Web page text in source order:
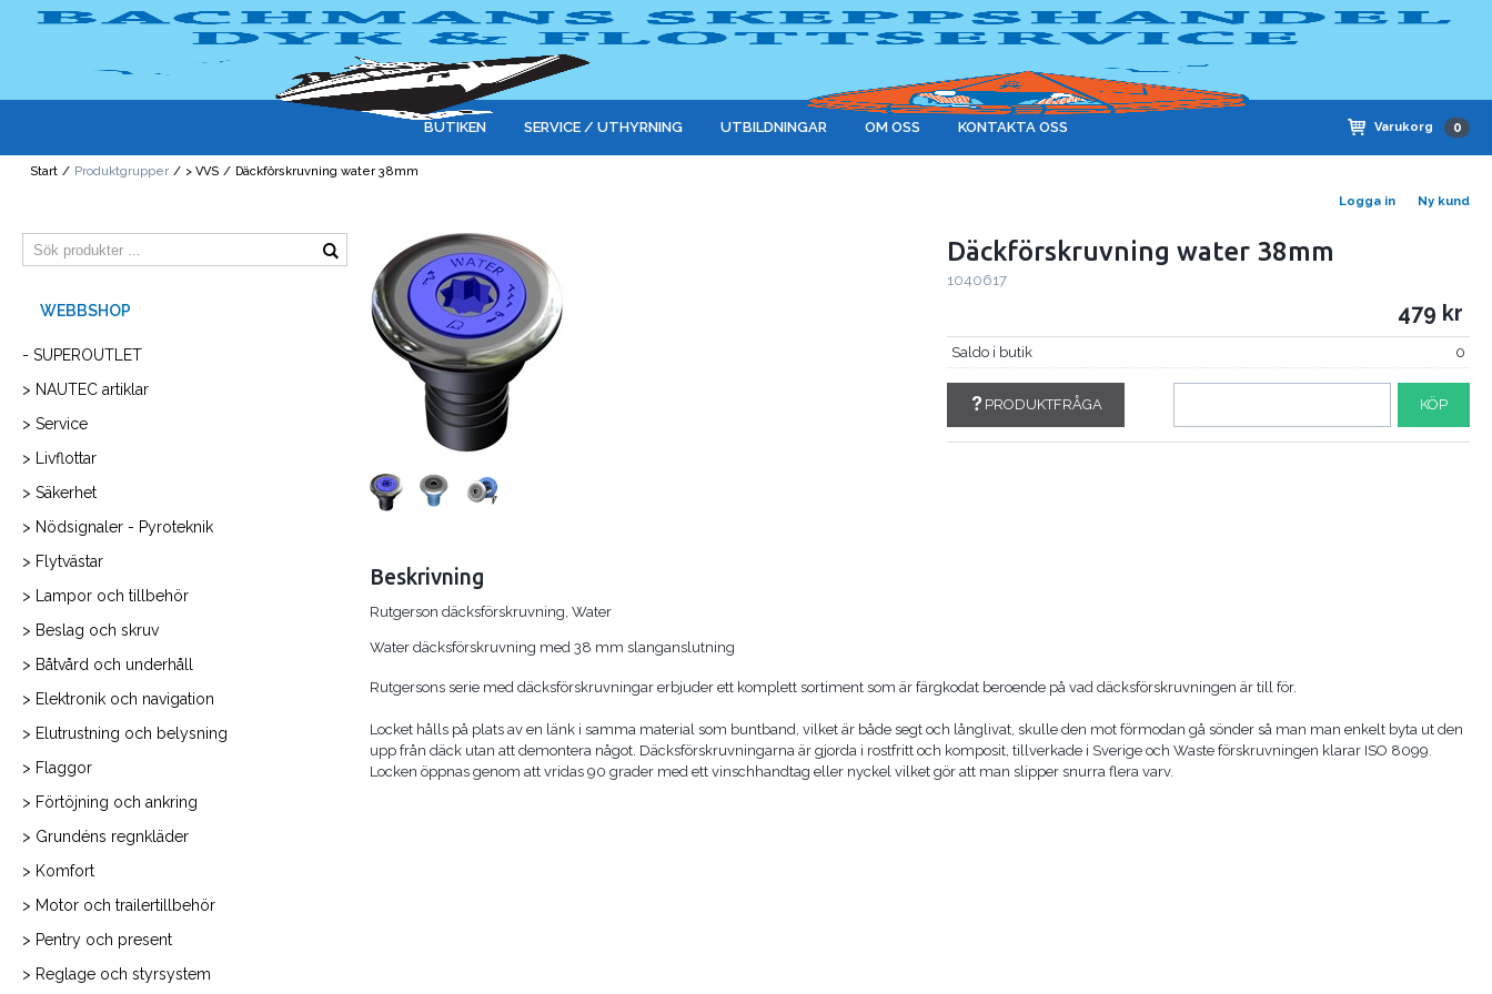
Logga in Ny kund
Varukorg 0
BUTIKEN SERVICE / UTHYRNING UTBILDNINGAR OM OSS KONTAKTA OSS
Start / Produktgrupper / > VVS / Däckförskruvning water 38mm
- SUPEROUTLET
> NAUTEC artiklar
> Service
> Livflottar
> Säkerhet
> Nödsignaler - Pyroteknik
> Flytvästar
> Lampor och tillbehör
> Beslag och skruv
> Båtvård och underhåll
> Elektronik och navigation
> Elutrustning och belysning
> Flaggor
> Förtöjning och ankring
> Grundéns regnkläder
> Komfort
> Motor och trailertillbehör
> Pentry och present
> Reglage och styrsystem
Däckförskruvning water 38mm
1040617
479
Saldo i butik 0
PRODUKTFRÅGA KÖP
Beskrivning
Rutgerson däcksförskruvning, Water
Water däcksförskruvning med 38 mm slanganslutning
Rutgersons serie med däcksförskruvningar erbjuder ett komplett sortiment som är färgkodat beroende på vad däcksförskruvningen är till för.
Locket hålls på plats av en länk i samma material som buntband, vilket är både segt och långlivat, skulle den mot förmodan gå sönder så man man enkelt byta ut den
upp från däck utan att demontera något. Däcksförskruvningarna är gjorda i rostfritt och komposit, tillverkade i Sverige och Waste förskruvningen klarar ISO 8099.
Locken öppnas genom att vridas 90 grader med ett vinschhandtag eller nyckel vilket gör att man slipper snurra flera varv.